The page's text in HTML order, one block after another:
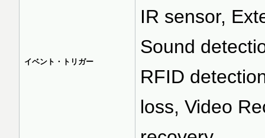
イベント・トリガー
IR sensor,
Sound
RFID
loss, Video